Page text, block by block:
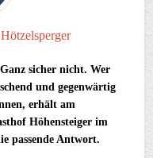
sicher nicht. Wer
und gegenwärtig
erhält am
Höhensteiger im
passende Antwort.